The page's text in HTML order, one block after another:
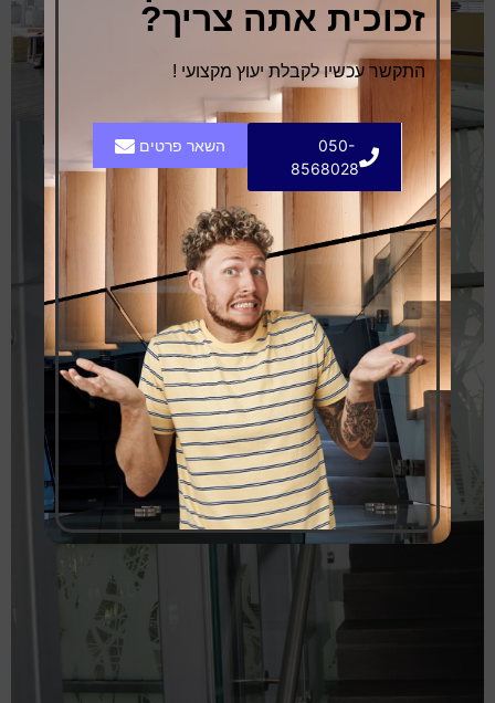
זכוכית אתה צריך?
התקשר עכשיו לקבלת יעוץ מקצועי !
050-
8568028
השאר פרטים